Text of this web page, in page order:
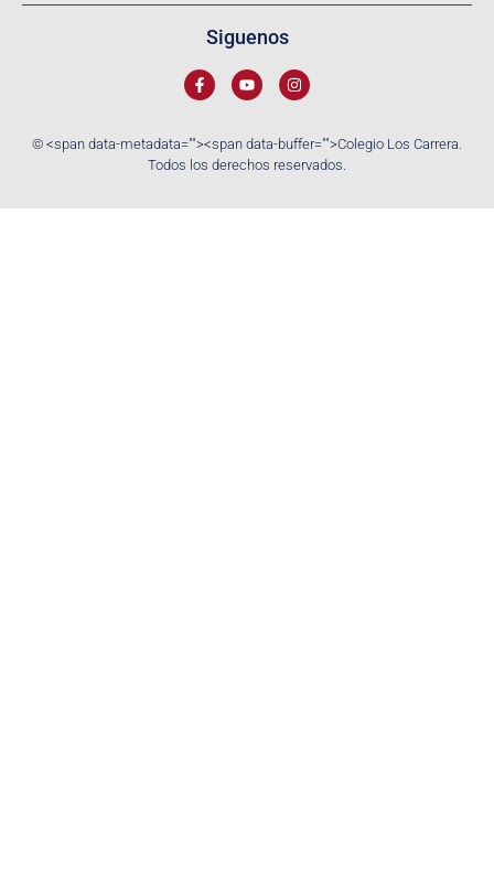
© <span data-metadata=""><span data-buffer="">Colegio Los Carrera.
Todos los derechos reservados.
Siguenos